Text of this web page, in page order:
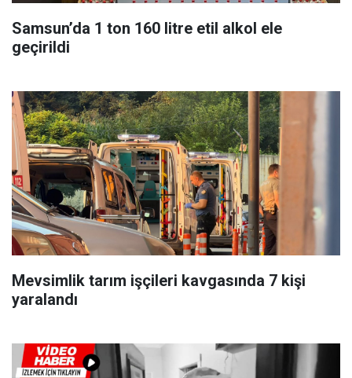
Samsun’da 1 ton 160 litre etil alkol ele
geçirildi
Mevsimlik tarım işçileri kavgasında 7 kişi
yaralandı